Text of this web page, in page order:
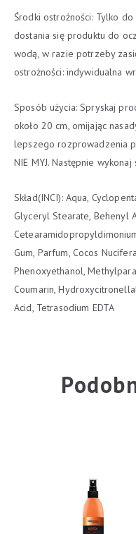
Środki ostrożności: Tylko
dostania się produktu do
wodą, w razie potrzeby
ostrożności: indywidualna
Sposób użycia: Spryskaj
około 20 cm, omijając
lepszego rozprowadzenia
NIE MYJ. Następnie
Skład(INCI): Aqua,
Glyceryl Stearate, Behenyl
Gum, Parfum, Cocos
Phenoxyethanol,
Coumarin,
Acid, Tetrasodium EDTA